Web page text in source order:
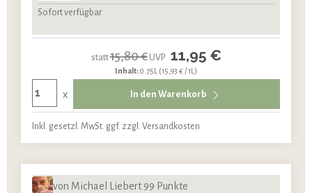
Sofort verfügbar
statt15,80 €UVP 11,95 €
Inhalt:0.75L (15,93 € / 1L)
x In den Warenkorb
Inkl. gesetzl. MwSt. ggf. zzgl. Versandkosten
von Michael Liebert 99 Punkte